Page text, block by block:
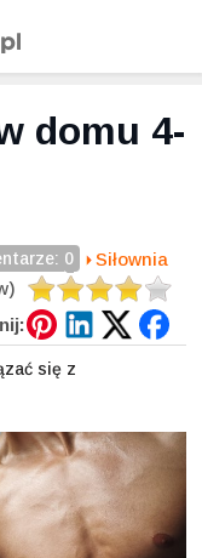
domu 4-
Siłownia
0
się z